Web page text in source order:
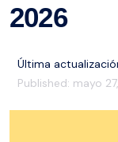
2026
Última
Published: mayo